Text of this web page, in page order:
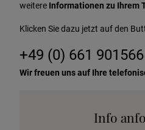
weitere Informationen zu Ihrem
Klicken Sie dazu jetzt auf den
+49 (0) 661
Wir freuen uns auf Ihre
Info